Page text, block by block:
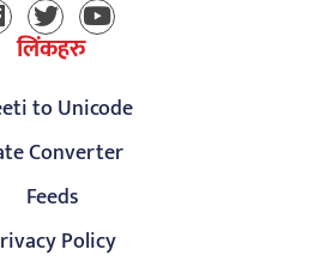
लिंकहरु
to Unicode
Converter
Feeds
Policy